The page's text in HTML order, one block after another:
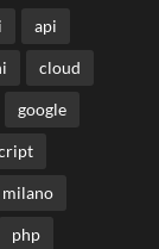
api
cloud
google
milano
php